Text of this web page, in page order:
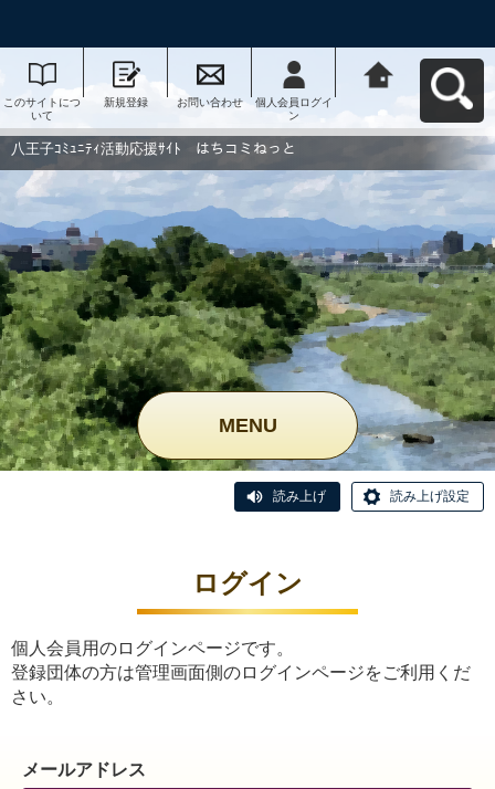
このサイトにつ
いて
新規登録 お問い合わせ
個人会員ログイ
ン
動応援ｻｲﾄ はち
コミねっとへ戻
八王子ｺﾐｭﾆﾃｨ活動応援ｻｲﾄ はちコミねっと
MENU
読み上げ 読み上げ設定
ログイン
個人会員用のログインページです。
登録団体の方は管理画面側のログインページをご利用くだ
さい。
メールアドレス